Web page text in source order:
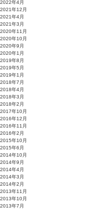
2022年4月
2021年12月
2021年4月
2021年3月
2020年11月
2020年10月
2020年9月
2020年1月
2019年8月
2019年5月
2019年1月
2018年7月
2018年4月
2018年3月
2018年2月
2017年10月
2016年12月
2016年11月
2016年2月
2015年10月
2015年6月
2014年10月
2014年9月
2014年4月
2014年3月
2014年2月
2013年11月
2013年10月
2013年7月